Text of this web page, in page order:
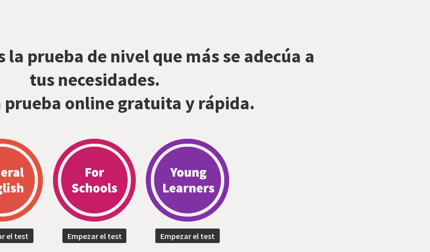
la prueba de nivel que más se adecúa a
tus necesidades.
prueba online gratuita y rápida.
el test Empezar el test Empezar el test